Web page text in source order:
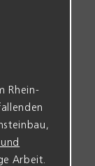
Rhein-
Arbeit.